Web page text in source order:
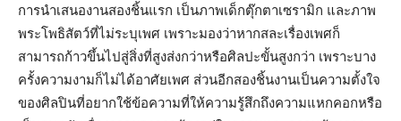
การนำเสนองานสองชิ้นแรก เป็นภาพเด็กตุ๊กตาเซรามิก และภาพ
พระโพธิสัตว์ที่ไม่ระบุเพศ เพราะมองว่าหากสละเรื่องเพศก็
สามารถก้าวขึ้นไปสู่สิ่งที่สูงส่งกว่าหรือศิลปะขั้นสูงกว่า เพราะบาง
ครั้งความงามก็ไม่ได้อาศัยเพศ ส่วนอีกสองชิ้นงานเป็นความตั้งใจ
ของศิลปินที่อยากใช้ข้อความที่ให้ความรู้สึกถึงความแหกคอกหรือ